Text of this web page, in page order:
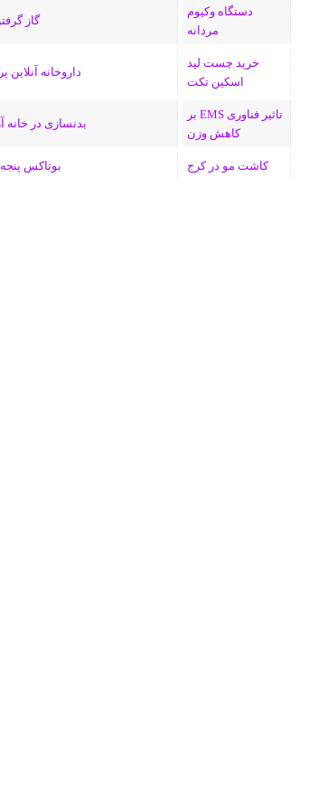
دستگاه وکیوم
مردانه
گاز
خرید چست لید
اسکین تکت
داروخانه آنلاین
تاثیر فناوری EMS بر
کاهش وزن
بدنسازی در خانه
کاشت مو در کرج بوتاکس